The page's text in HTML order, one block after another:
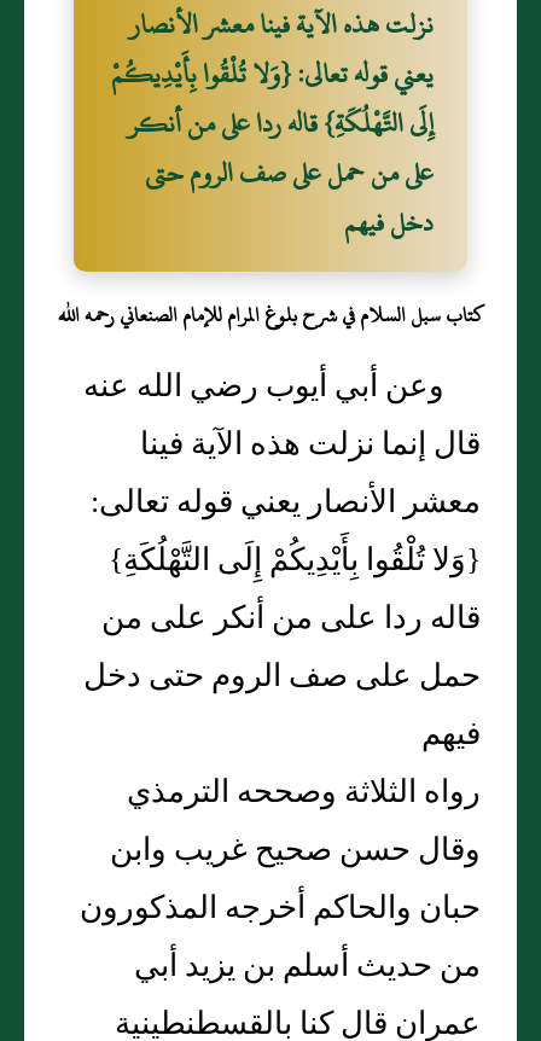
نزلت هذه الآية فينا معشر الأنصار
يعني قوله تعالى: {وَلا تُلْقُوا بِأَيْدِيكُمْ
إِلَى التَّهْلُكَةِ} قاله ردا على من أنكر
على من حمل على صف الروم حتى
دخل فيهم
كتاب سبل السلام في شرح بلوغ المرام للإمام الصنعاني رحمه الله
وعن أبي أيوب رضي الله عنه
قال إنما نزلت هذه الآية فينا
معشر الأنصار يعني قوله تعالى:
{وَلا تُلْقُوا بِأَيْدِيكُمْ إِلَى التَّهْلُكَةِ}
قاله ردا على من أنكر على من
حمل على صف الروم حتى دخل
فيهم
رواه الثلاثة وصححه الترمذي
وقال حسن صحيح غريب وابن
حبان والحاكم أخرجه المذكورون
من حديث أسلم بن يزيد أبي
عمران قال كنا بالقسطنطينية